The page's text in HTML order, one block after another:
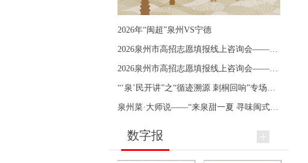
2026年“闽超”泉州VS宁德
数字报